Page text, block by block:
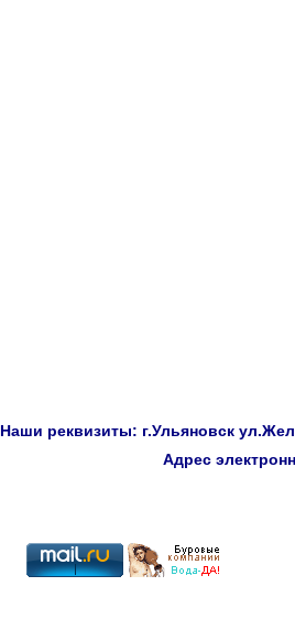
Наши реквизиты: г.Ульяновск
Адрес